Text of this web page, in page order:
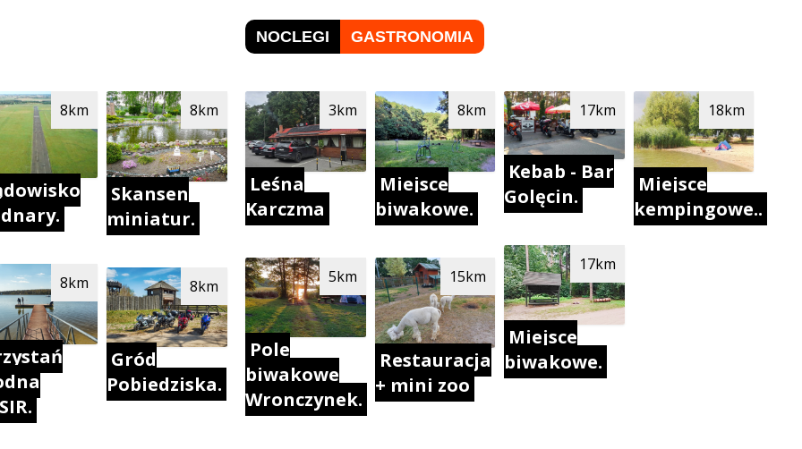
8km
8km
Skansen
miniatur.
8km
Gród
Pobiedziska.
8km
NOCLEGI GASTRONOMIA
Leśna
Karczma
3km
Pole
biwakowe
Wronczynek.
5km
Miejsce
biwakowe.
8km
Restauracja
+ mini zoo
15km
Kebab - Bar
Golęcin.
17km
Miejsce
biwakowe.
17km
Miejsce
kempingowe..
18km